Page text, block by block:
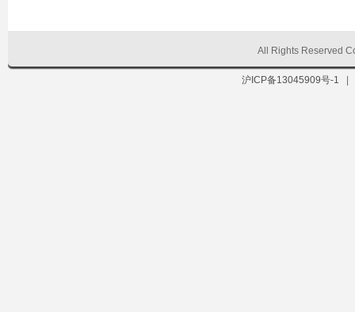
All Rights Reserved
沪ICP备13045909号-1